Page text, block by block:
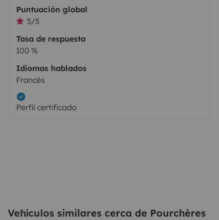
Puntuación global
5/5
Tasa de respuesta
100 %
Idiomas hablados
Francés
Perfil certificado
Vehículos similares cerca de Pourchères